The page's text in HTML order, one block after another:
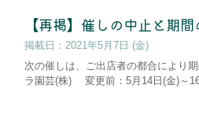
【再掲】催しの中止と期
掲載日： 2021年5月7日 (金)
次の催しは、ご出店者の都合によ
ラ園芸(株) 変更前：5月14日(金)～